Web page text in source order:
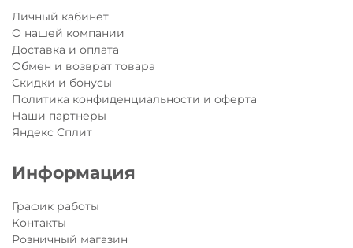
Личный кабинет
О нашей компании
Доставка и оплата
Обмен и возврат товара
Скидки и бонусы
Политика конфиденциальности и оферта
Наши партнеры
Яндекс Сплит
Информация
График работы
Контакты
Розничный магазин